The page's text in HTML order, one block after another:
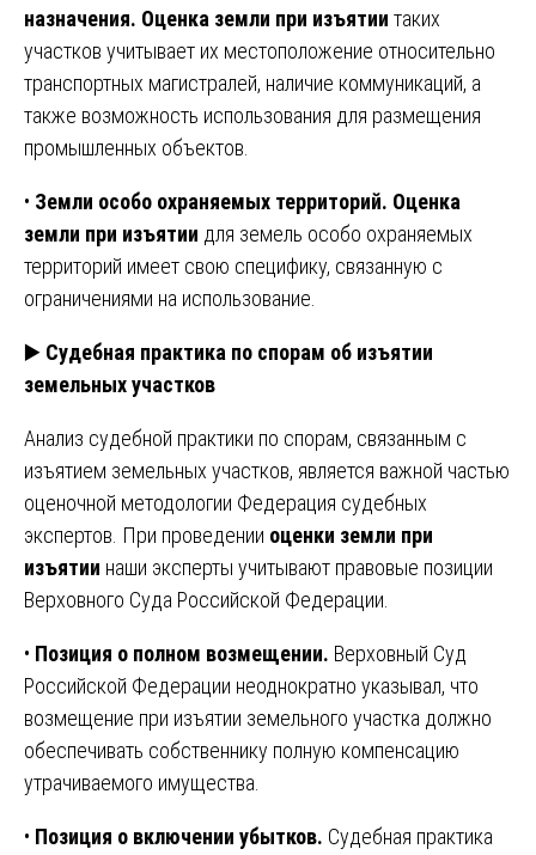
назначения. Оценка земли при изъятии таких
участков учитывает их местоположение относительно
транспортных магистралей, наличие коммуникаций, а
также возможность использования для размещения
промышленных объектов.
• Земли особо охраняемых территорий. Оценка
земли при изъятии для земель особо охраняемых
территорий имеет свою специфику, связанную с
ограничениями на использование.
▶️ Судебная практика по спорам об изъятии
земельных участков
Анализ судебной практики по спорам, связанным с
изъятием земельных участков, является важной частью
оценочной методологии Федерация судебных
экспертов. При проведении оценки земли при
изъятии наши эксперты учитывают правовые позиции
Верховного Суда Российской Федерации.
• Позиция о полном возмещении. Верховный Суд
Российской Федерации неоднократно указывал, что
возмещение при изъятии земельного участка должно
обеспечивать собственнику полную компенсацию
утрачиваемого имущества.
• Позиция о включении убытков. Судебная практика